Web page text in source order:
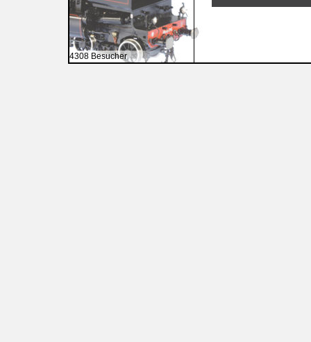
4308 Besucher